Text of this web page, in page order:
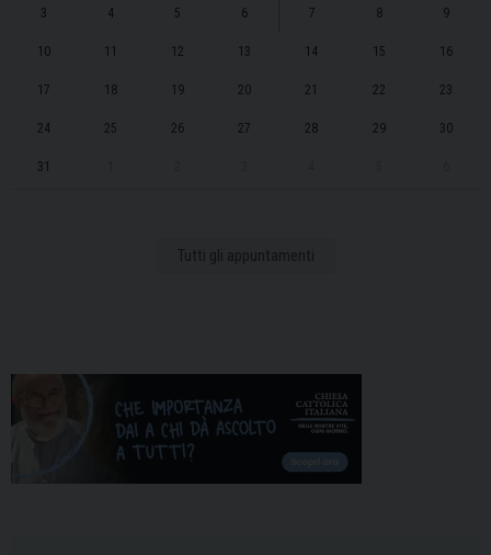
3 4 5 6 7 8 9
10 11 12 13 14 15 16
17 18 19 20 21 22 23
24 25 26 27 28 29 30
31
Tutti gli appuntamenti